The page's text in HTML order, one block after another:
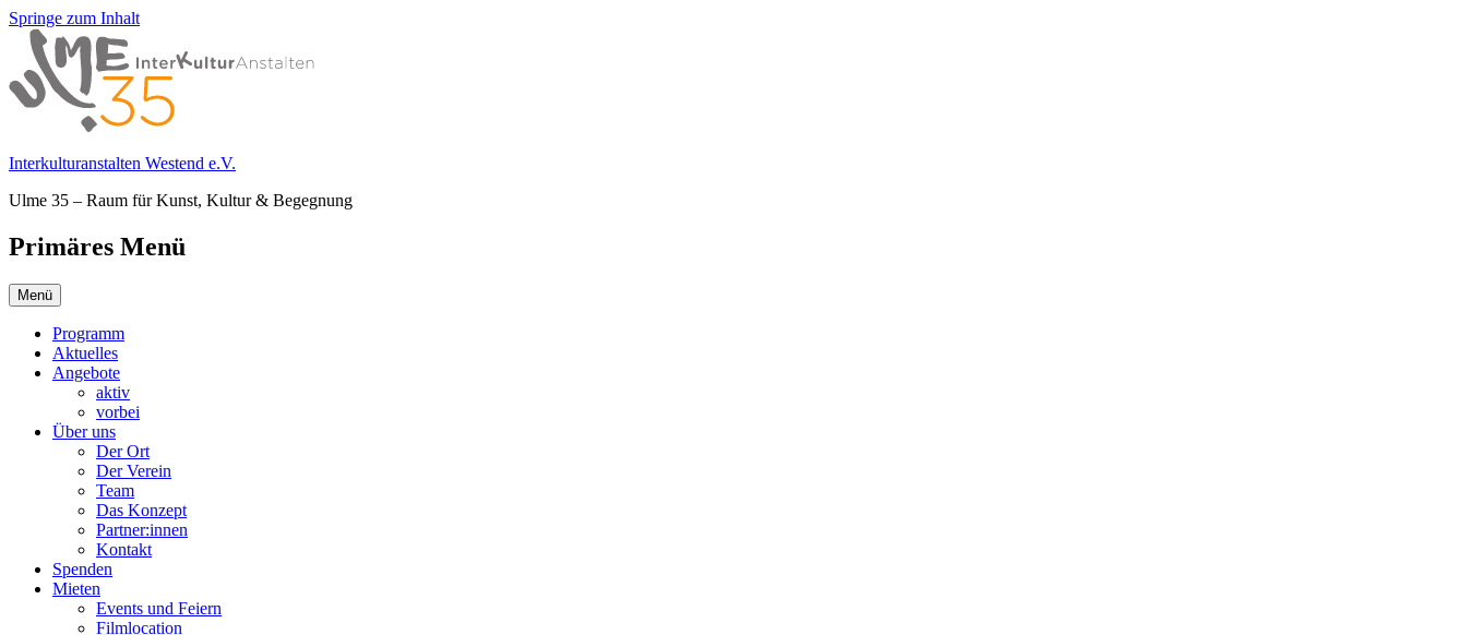
Springe zum Inhalt
Interkulturanstalten Westend e.V.
Ulme 35 – Raum für Kunst, Kultur & Begegnung
Primäres Menü
Menü
Programm
Aktuelles
Angebote
aktiv
vorbei
Über uns
Der Ort
Der Verein
Team
Das Konzept
Partner:innen
Kontakt
Spenden
Mieten
Events und Feiern
Filmlocation